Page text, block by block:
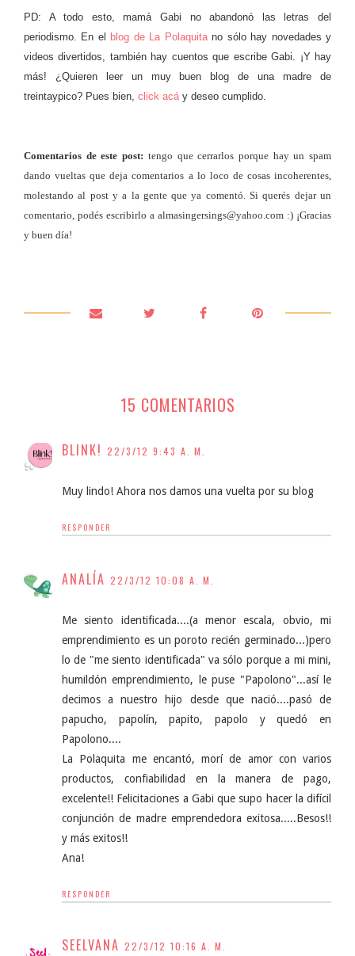
PD: A todo esto, mamá Gabi no abandonó las letras del
periodismo. En el
blog de La Polaquitano sólo hay novedades y
videos divertidos, también hay cuentos que escribe Gabi. ¡Y hay
más! ¿Quieren leer un muy buen blog de una madre de
treintaypico? Pues bien, click acáy deseo cumplido.
Comentarios de este post: tengo que cerrarlos porque hay un spam
dando vueltas que deja comentarios a lo loco de cosas incoherentes,
molestando al post y a la gente que ya comentó. Si querés dejar un
comentario, podés escribirlo a almasingersings@yahoo.com :) ¡Gracias
y buen día!
15 COMENTARIOS
BLINK! 22/3/12 9:43 A. M.
Muy lindo! Ahora nos damos una vuelta por su blog
RESPONDER
ANALÍA 22/3/12 10:08 A. M.
Me siento identificada....(a menor escala, obvio, mi
emprendimiento es un poroto recién germinado...)pero
lo de "me siento identificada" va sólo porque a mi mini,
humildón emprendimiento, le puse "Papolono"...así le
decimos a nuestro hijo desde que nació....pasó de
papucho, papolín, papito, papolo y quedó en
Papolono....
La Polaquita me encantó, morí de amor con varios
productos, confiabilidad en la manera de pago,
excelente!! Felicitaciones a Gabi que supo hacer la difícil
conjunción de madre emprendedora exitosa.....Besos!!
y más exitos!!
Ana!
RESPONDER
SEELVANA 22/3/12 10:16 A. M.